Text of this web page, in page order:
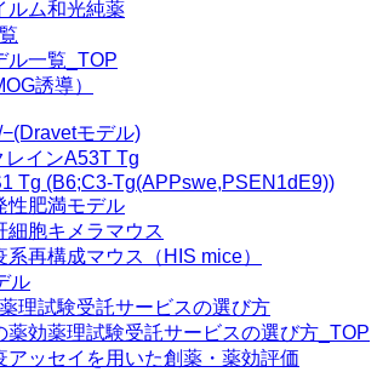
ルム和光純薬
ル一覧_TOP
誘導）
モデル)
レインA53T Tg
Tg (B6;C3-Tg(APPswe,PSEN1dE9))
性肥満モデル
細胞キメラマウス
系再構成マウス（HIS mice）
ル
理試験受託サービスの選び方
薬効薬理試験受託サービスの選び方_TOP
アッセイを用いた創薬・薬効評価